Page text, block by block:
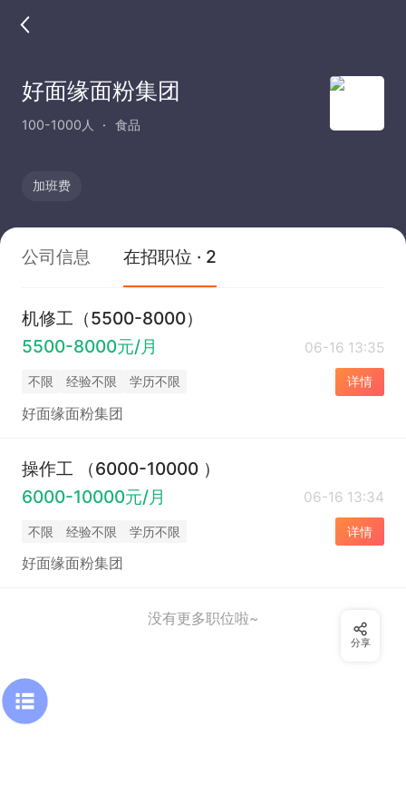
好面缘面粉集团
100-1000人 食品
加班费
公司信息 在招职位 · 2
机修工（5500-8000）
5500-8000元/月
06-16 13:35
不限 经验不限 学历不限 详情
好面缘面粉集团
操作工 （6000-10000 ）
6000-10000元/月
06-16 13:34
不限 经验不限 学历不限 详情
好面缘面粉集团
没有更多职位啦~
分享